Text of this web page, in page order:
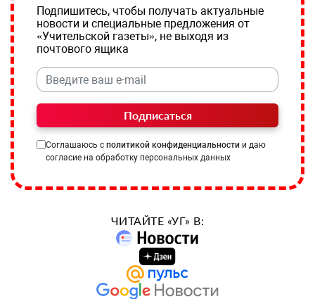
Подпишитесь, чтобы получать актуальные
новости и специальные предложения от
«Учительской газеты», не выходя из
почтового ящика
Подписаться
Соглашаюсь с политикой конфиденциальности и даю
согласие на обработку персональных данных
ЧИТАЙТЕ «УГ» В: